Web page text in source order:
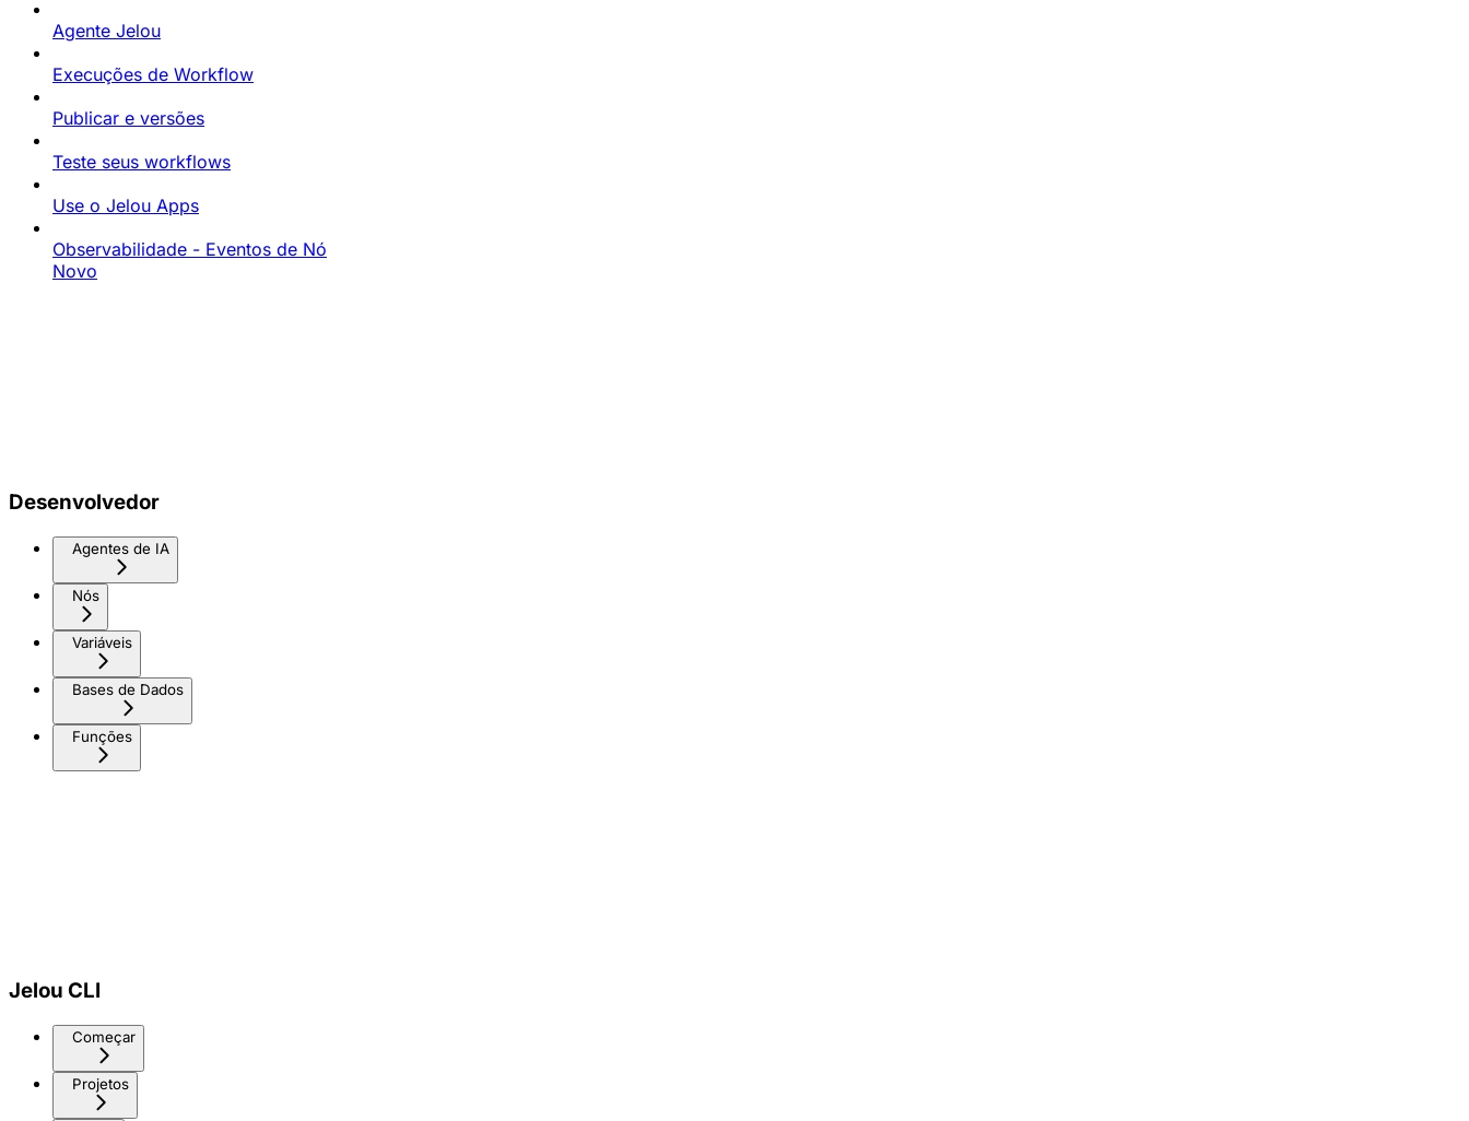
Agente Jelou
Execuções de Workflow
Publicar e versões
Teste seus workflows
Use o Jelou Apps
Observabilidade - Eventos de Nó
Novo
Desenvolvedor
Agentes de IA
Nós
Variáveis
Bases de Dados
Funções
Jelou CLI
Começar
Projetos